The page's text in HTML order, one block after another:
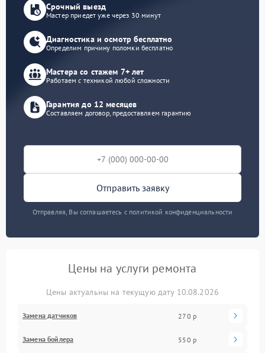
Срочный выезд
Мастер приедет уже через 30 минут
Диагностика и осмотр бесплатно
Определим причину поломки бесплатно
Мастера со стажем 7+ лет
Работаем с техникой любой сложности
Гарантия до 12 месяцев
Составляем договор, предоставляем гарантию
Отправить заявку
Отправляя, Вы соглашаетесь с политикой конфиденциальности
Цены на услуги ремонта
Цены актуальны на текущую дату 10.08.2026
Замена датчиков 270 р
Замена бойлера 550 р